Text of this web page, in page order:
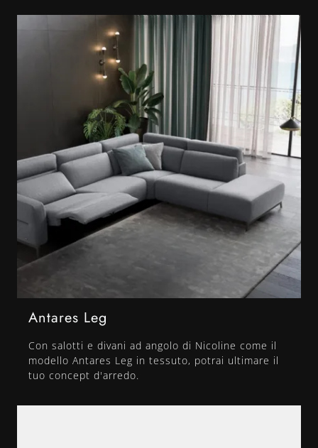
Antares Leg
Con salotti e divani ad angolo di Nicoline come il
modello Antares Leg in tessuto, potrai ultimare il
tuo concept d'arredo.